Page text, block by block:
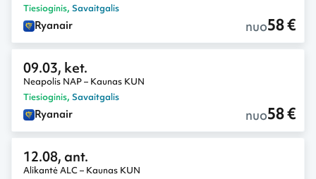
Tiesioginis, Savaitgalis
Ryanair nuo58 €
09.03, ket.
Neapolis NAP – Kaunas KUN
Tiesioginis, Savaitgalis
Ryanair nuo58 €
12.08, ant.
Alikantė ALC – Kaunas KUN